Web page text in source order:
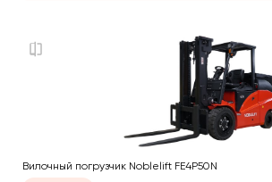
Вилочный погрузчик Noblelift FE4P50N